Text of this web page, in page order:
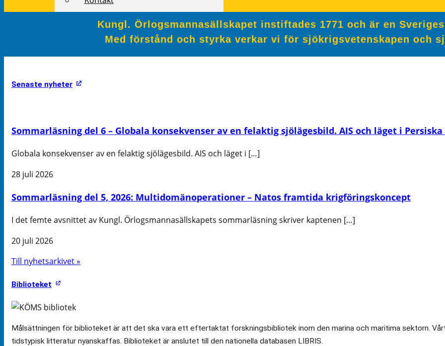
Kungl. Örlogsmannasällskapet instiftades 1771 och är en
Med förstånd och styrka verkar vi för sjökrigsvetenskapen och
Senaste nyheter
Sommarläsning del 6 – Globala konsekvenser av en felaktig sjölägesbild. AIS och läget i
Globala konsekvenser av en felaktig sjölägesbild. AIS och läget i […]
28 juli 2026
Sommarläsning del 5, 2026: Multidomänoperationer – Natos framtida krigföringskoncept
I det femte avsnittet av Kungl. Örlogsmannasällskapets sommarläsning skriver kaptenen […]
20 juli 2026
Till nyhetsarkivet »
Biblioteket
Målsättningen för biblioteket är att det ska vara ett eftertaktat forskningsbibliotek inom den marina och maritima sektorn.
tidstypisk litteratur nyanskaffas. Biblioteket är anslutet till den nationella databasen LIBRIS.